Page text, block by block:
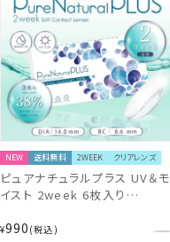
NEW 送料無料 2WEEK クリアレンズ
ピュアナチュラルプラス UV＆モ
イスト 2week 6枚入り
¥990 税込